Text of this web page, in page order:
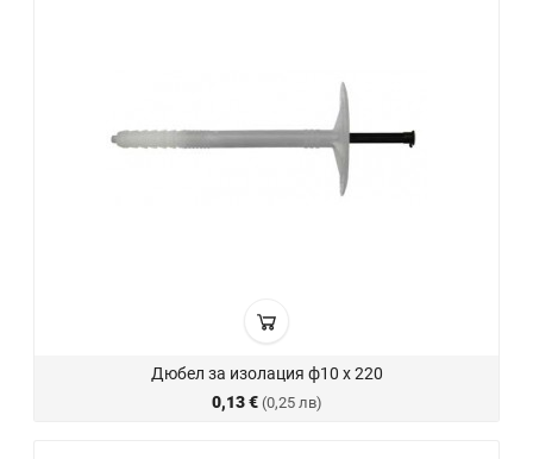
Дюбел за изолация ф10 х 220
0,13 € (0,25 лв)